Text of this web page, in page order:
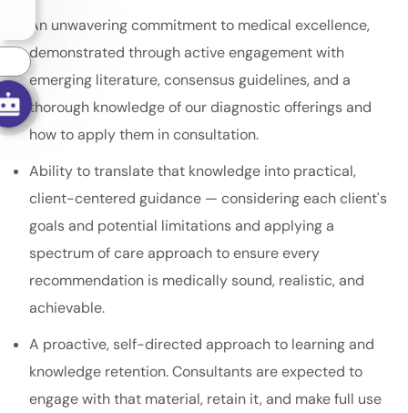
An unwavering commitment to medical excellence,
demonstrated through active engagement with
emerging literature, consensus guidelines, and a
thorough knowledge of our diagnostic offerings and
how to apply them in consultation.
Ability to translate that knowledge into practical,
client-centered guidance — considering each client's
goals and potential limitations and applying a
spectrum of care approach to ensure every
recommendation is medically sound, realistic, and
achievable.
A proactive, self-directed approach to learning and
knowledge retention. Consultants are expected to
engage with that material, retain it, and make full use